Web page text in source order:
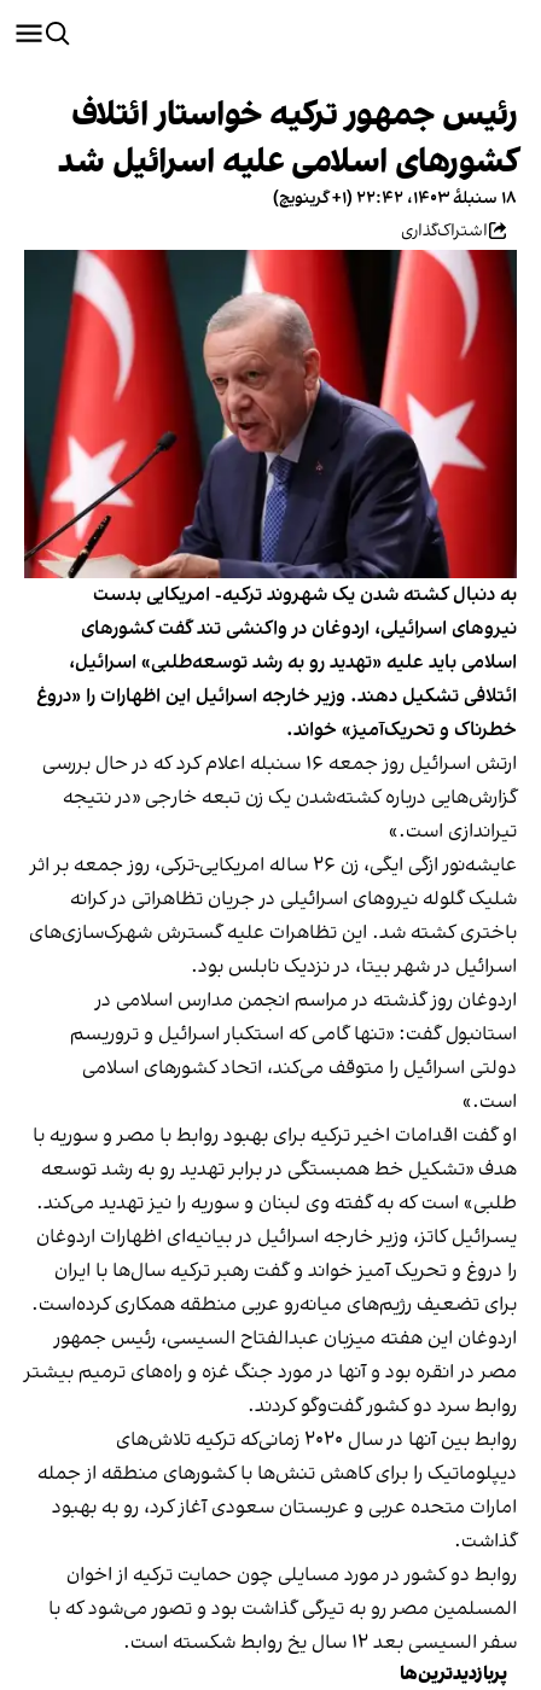
رئیس جمهور ترکیه خواستار ائتلاف
کشورهای اسلامی علیه اسرائیل شد
۱۸ سنبلهٔ ۱۴۰۳، ۲۲:۴۲ (‎+۱ گرینویچ)
اشتراک‌گذاری
به دنبال کشته شدن یک شهروند ترکیه- امریکایی بدست
نیروهای اسرائیلی، اردوغان در واکنشی تند گفت کشورهای
اسلامی باید علیه «تهدید رو به رشد توسعه‌طلبی» اسرائیل،
ائتلافی تشکیل دهند. وزیر خارجه اسرائیل این اظهارات را «دروغ
خطرناک و تحریک‌‌آمیز» خواند.
ارتش اسرائیل روز جمعه ۱۶ سنبله اعلام کرد که در حال بررسی
گزارش‌هایی درباره کشته‌شدن یک زن تبعه خارجی «در نتیجه
تیراندازی است.»
عایشه‌نور ازگی ایگی، زن ۲۶ ساله امریکایی-ترکی، روز جمعه بر اثر
شلیک گلوله نیروهای اسرائیلی در جریان تظاهراتی در کرانه
باختری کشته شد. این تظاهرات علیه گسترش شهرک‌سازی‌های
اسرائیل در شهر بیتا، در نزدیک نابلس بود.
اردوغان روز گذشته در مراسم انجمن مدارس اسلامی در
استانبول گفت: «تنها گامی که استکبار اسرائیل و تروریسم
دولتی اسرائیل را متوقف می‌کند، اتحاد کشورهای اسلامی
است.»
او گفت اقدامات اخیر ترکیه برای بهبود روابط با مصر و سوریه با
هدف «تشکیل خط همبستگی در برابر تهدید رو به رشد توسعه
طلبی» است که به گفته وی لبنان و سوریه را نیز تهدید می‌کند.
یسرائیل کاتز، وزیر خارجه اسرائیل در بیانیه‌ای اظهارات اردوغان
را دروغ و تحریک آمیز خواند و گفت رهبر ترکیه سال‌ها با ایران
برای تضعیف رژیم‌های میانه‌رو عربی منطقه همکاری کرده‌است.
اردوغان این هفته میزبان عبدالفتاح السیسی، رئیس جمهور
مصر در انقره بود و آنها در مورد جنگ غزه و راه‌های ترمیم بیشتر
روابط سرد دو کشور گفت‌وگو کردند.
روابط بین آنها در سال ۲۰۲۰ زمانی‌که ترکیه تلاش‌های
دیپلوماتیک را برای کاهش تنش‌ها با کشورهای منطقه از جمله
امارات متحده عربی و عربستان سعودی آغاز کرد، رو به بهبود
گذاشت.
روابط دو کشور در مورد مسایلی چون حمایت ترکیه از اخوان
المسلمین مصر رو به تیرگی گذاشت بود و تصور می‌شود که با
سفر السیسی بعد ۱۲ سال یخ روابط شکسته است.
پربازدیدترین‌ها